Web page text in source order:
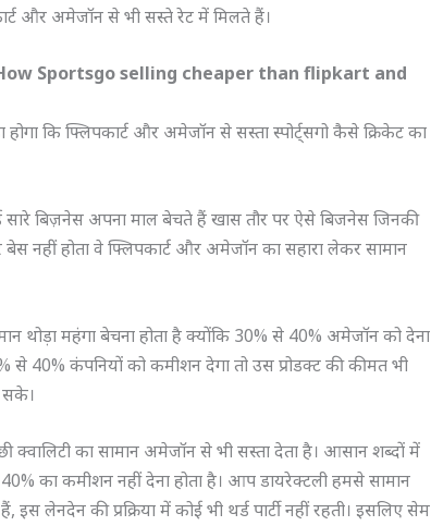
और अमेजॉन से भी सस्ते रेट में मिलते हैं।
Sportsgo selling cheaper than flipkart and
कि फ्लिपकार्ट और अमेजॉन से सस्ता स्पोर्ट्सगो कैसे क्रिकेट का
बिज़नेस अपना माल बेचते हैं खास तौर पर ऐसे बिजनेस जिनकी
नहीं होता वे फ्लिपकार्ट और अमेजॉन का सहारा लेकर सामान
थोड़ा महंगा बेचना होता है क्योंकि 30% से 40% अमेजॉन को देना
40% कंपनियों को कमीशन देगा तो उस प्रोडक्ट की कीमत भी
सके।
क्वालिटी का सामान अमेजॉन से भी सस्ता देता है। आसान शब्दों में
का कमीशन नहीं देना होता है। आप डायरेक्टली हमसे सामान
लेनदेन की प्रक्रिया में कोई भी थर्ड पार्टी नहीं रहती। इसलिए सेम